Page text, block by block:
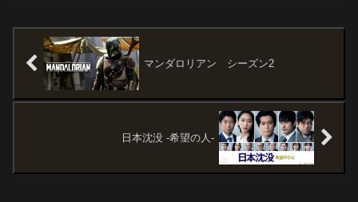
リーズの一作として、2016年4～
9月に放送されたテレビアニメ...
を迎えた佐伯照生は、朝起き...
マンダロリアン シーズン2
日本沈没 -希望の人-